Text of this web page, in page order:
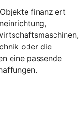
finanziert
oder die
eine passende